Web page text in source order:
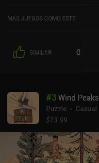
MÁS JUEGOS COMO ESTE
SIMILAR 0
#3 Wind Peaks
Puzzle
Casual
$13.99